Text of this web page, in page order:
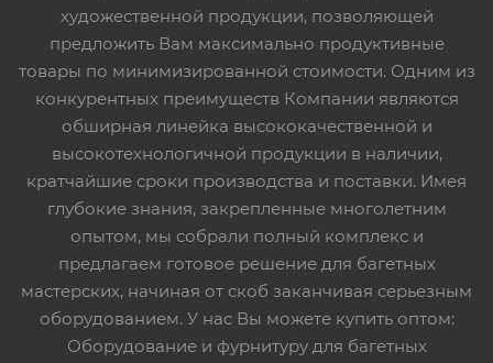
художественной продукции, позволяющей
предложить Вам максимально продуктивные
товары по минимизированной стоимости. Одним из
конкурентных преимуществ Компании являются
обширная линейка высококачественной и
высокотехнологичной продукции в наличии,
кратчайшие сроки производства и поставки. Имея
глубокие знания, закрепленные многолетним
опытом, мы собрали полный комплекс и
предлагаем готовое решение для багетных
мастерских, начиная от скоб заканчивая серьезным
оборудованием. У нас Вы можете купить оптом:
Оборудование и фурнитуру для багетных